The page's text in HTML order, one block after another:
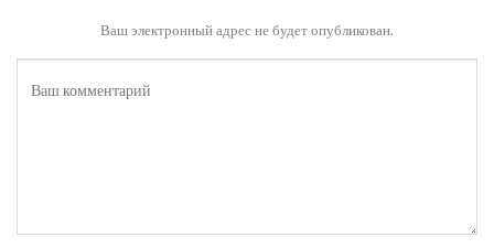
Ваш электронный адрес не будет опубликован.